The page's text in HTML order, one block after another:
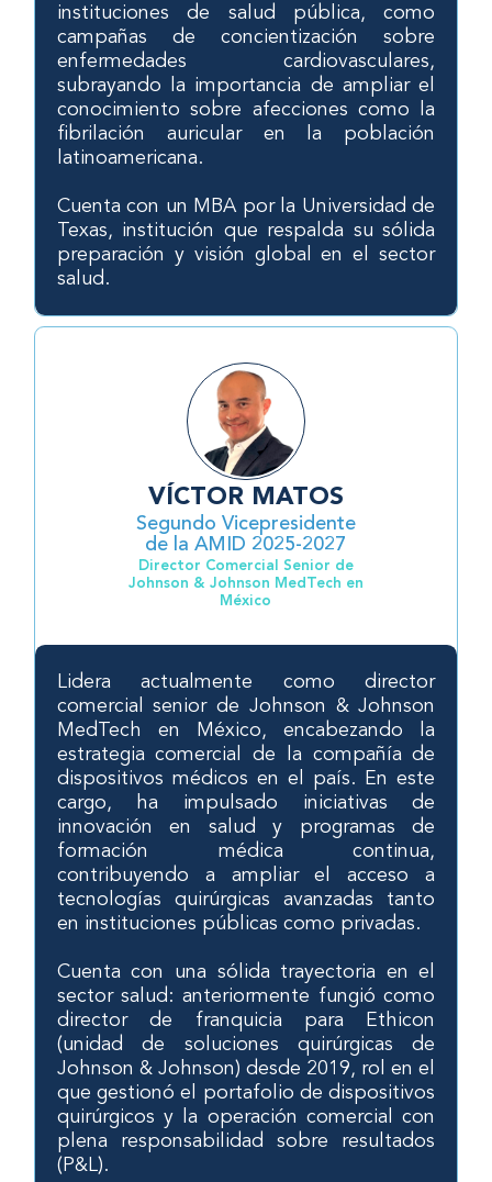
instituciones de salud pública, como
campañas de concientización sobre
enfermedades cardiovasculares,
subrayando la importancia de ampliar el
conocimiento sobre afecciones como la
fibrilación auricular en la población
latinoamericana.
Cuenta con un MBA por la Universidad de
Texas, institución que respalda su sólida
preparación y visión global en el sector
salud.
VÍCTOR MATOS
Segundo Vicepresidente
de la AMID 2025-2027
Director Comercial Senior de
Johnson & Johnson MedTech en
México
Lidera actualmente como director
comercial senior de Johnson & Johnson
MedTech en México, encabezando la
estrategia comercial de la compañía de
dispositivos médicos en el país. En este
cargo, ha impulsado iniciativas de
innovación en salud y programas de
formación médica continua,
contribuyendo a ampliar el acceso a
tecnologías quirúrgicas avanzadas tanto
en instituciones públicas como privadas.
Cuenta con una sólida trayectoria en el
sector salud: anteriormente fungió como
director de franquicia para Ethicon
(unidad de soluciones quirúrgicas de
Johnson & Johnson) desde 2019, rol en el
que gestionó el portafolio de dispositivos
quirúrgicos y la operación comercial con
plena responsabilidad sobre resultados
(P&L).